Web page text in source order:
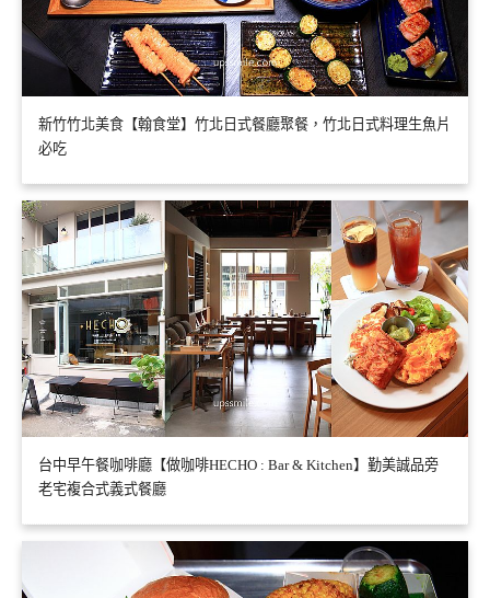
新竹竹北美食【翰食堂】竹北日式餐廳聚餐，竹北日式料理生魚片
必吃
台中早午餐咖啡廳【做咖啡HECHO : Bar & Kitchen】勤美誠品旁
老宅複合式義式餐廳